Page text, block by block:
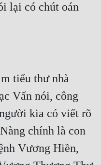
lại có chút oán
tiểu thư nhà
Vấn nói, công
kia có viết rõ
chính là con
Vương Hiền,